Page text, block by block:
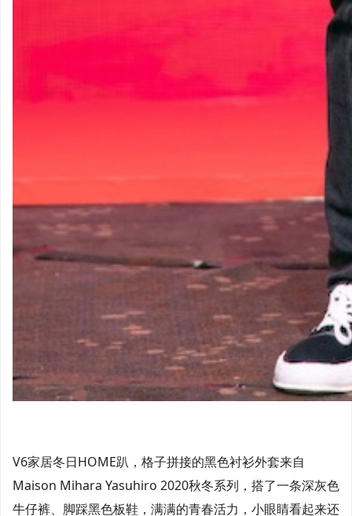
V6家居冬日HOME趴，格子拼接的黑色衬衫外套来自
Maison Mihara Yasuhiro 2020秋冬系列，搭了一条深灰色
牛仔裤、脚踩黑色板鞋，满满的青春活力，小眼睛看起来还